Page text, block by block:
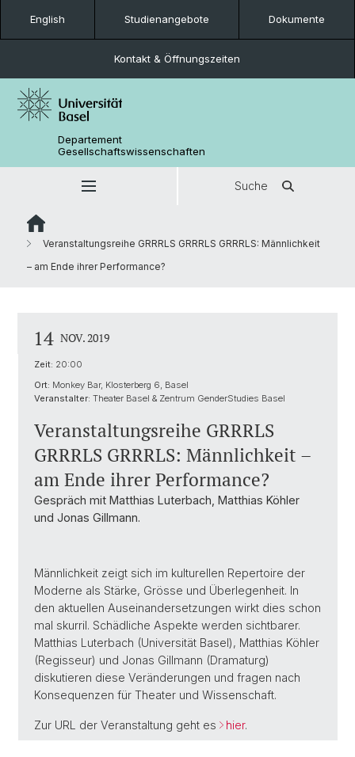
English Studienangebote Dokumente
Kontakt & Öffnungszeiten
Departement
Gesellschaftswissenschaften
Suche
Veranstaltungsreihe GRRRLS GRRRLS GRRRLS: Männlichkeit
– am Ende ihrer Performance?
14 NOV. 2019
Zeit: 20:00
Ort: Monkey Bar, Klosterberg 6, Basel
Veranstalter: Theater Basel & Zentrum GenderStudies Basel
Veranstaltungsreihe GRRRLS
GRRRLS GRRRLS: Männlichkeit –
am Ende ihrer Performance?
Gespräch mit Matthias Luterbach, Matthias Köhler
und Jonas Gillmann.
Männlichkeit zeigt sich im kulturellen Repertoire der
Moderne als Stärke, Grösse und Überlegenheit. In
den aktuellen Auseinandersetzungen wirkt dies schon
mal skurril. Schädliche Aspekte werden sichtbarer.
Matthias Luterbach (Universität Basel), Matthias Köhler
(Regisseur) und Jonas Gillmann (Dramaturg)
diskutieren diese Veränderungen und fragen nach
Konsequenzen für Theater und Wissenschaft.
Zur URL der Veranstaltung geht es hier.